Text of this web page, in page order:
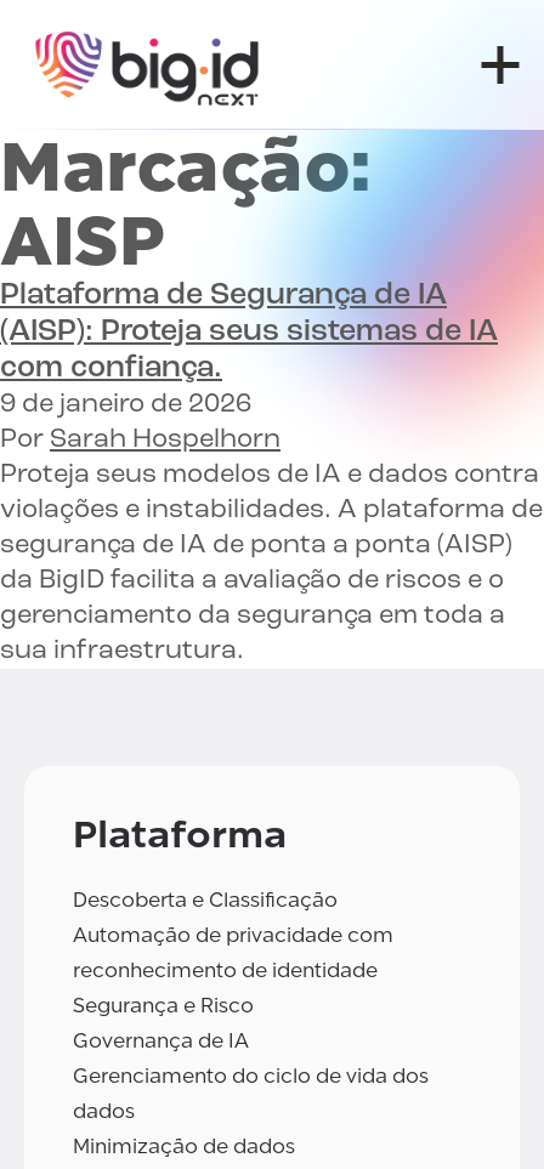
Marcação:
AISP
Plataforma de Segurança de IA
(AISP): Proteja seus sistemas de IA
com confiança.
9 de janeiro de 2026
Por Sarah Hospelhorn
Proteja seus modelos de IA e dados contra
violações e instabilidades. A plataforma de
segurança de IA de ponta a ponta (AISP)
da BigID facilita a avaliação de riscos e o
gerenciamento da segurança em toda a
sua infraestrutura.
Plataforma
Descoberta e Classificação
Automação de privacidade com
reconhecimento de identidade
Segurança e Risco
Governança de IA
Gerenciamento do ciclo de vida dos
dados
Minimização de dados